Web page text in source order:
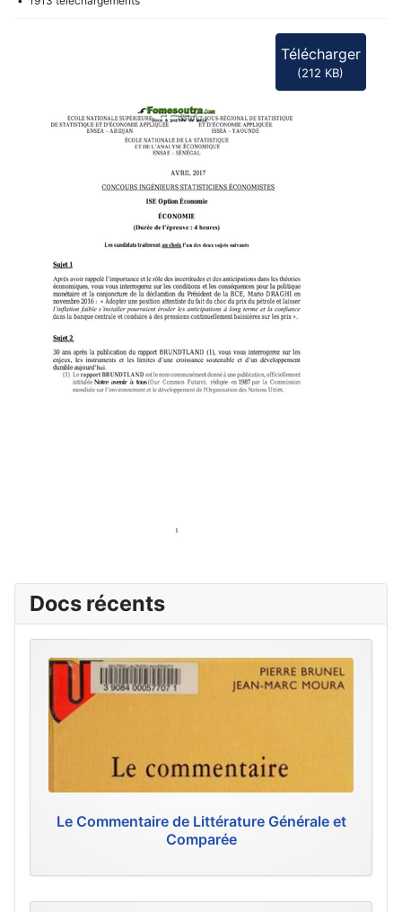
Télécharger
(212 KB)
Docs récents
Le Commentaire de Littérature Générale et
Comparée